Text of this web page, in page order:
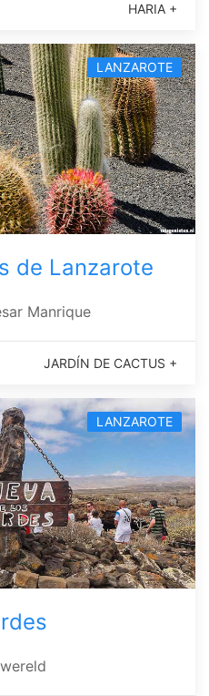
HARIA +
LANZAROTE
de Lanzarote
Manrique
JARDÍN DE CACTUS +
LANZAROTE